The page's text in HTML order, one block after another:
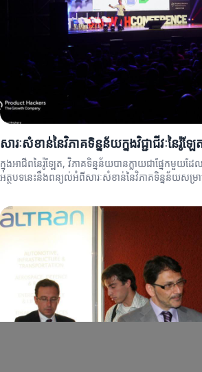
សារៈសំខាន់នៃវិភាគទិន្នន័យក្នុងវិជ្ជាជីវៈនៃរ៉ូឡែ
ក្នុងអាជីពនៃរ៉ូឡែត, វិភាគទិន្នន័យបានក្លាយជាផ្នែកមួយដ
អត្ថបទនេះនឹងពន្យល់អំពីសារៈសំខាន់នៃ​វិភាគទិន្នន័យសម្